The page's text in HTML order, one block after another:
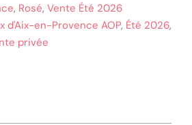
, Rosé, Vente Été 2026
d'Aix-en-Provence AOP, Été 2026,
privée